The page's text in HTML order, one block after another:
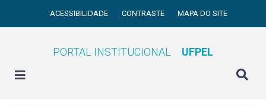
ACESSIBILIDADE CONTRASTE MAPA DO SITE
PORTAL INSTITUCIONAL UFPEL